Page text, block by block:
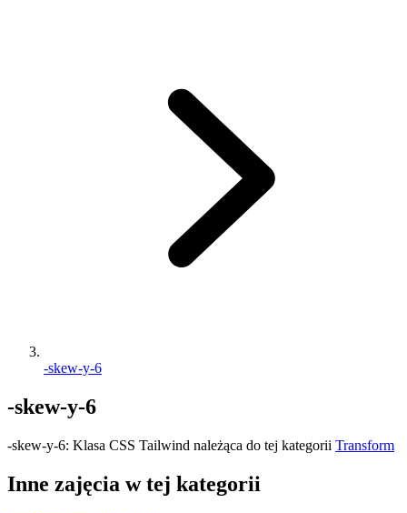
-skew-y-6
-skew-y-6
-skew-y-6: Klasa CSS Tailwind należąca do tej kategorii Transform
Inne zajęcia w tej kategorii